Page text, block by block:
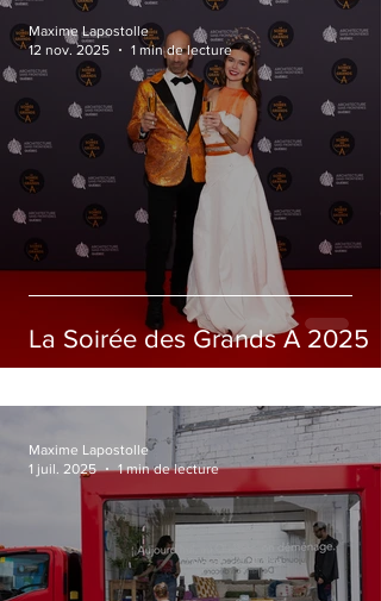
La Soirée des Grands A 2025
Maxime Lapostolle
12 nov. 2025
1 min de lecture
Maxime Lapostolle
1 juil. 2025
1 min de lecture